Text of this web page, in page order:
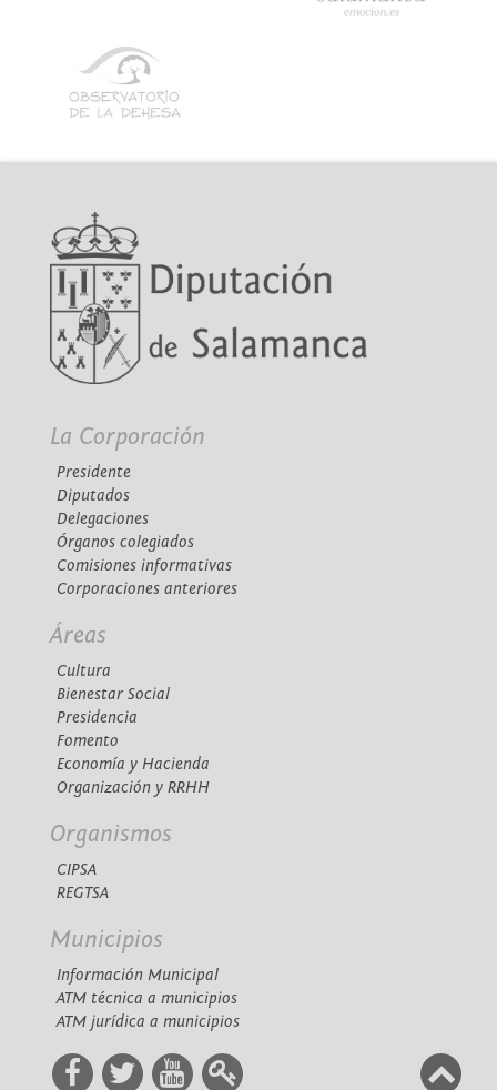
La Corporación
Presidente
Diputados
Delegaciones
Órganos colegiados
Comisiones informativas
Corporaciones anteriores
Áreas
Cultura
Bienestar Social
Presidencia
Fomento
Economía y Hacienda
Organización y RRHH
Organismos
CIPSA
REGTSA
Municipios
Información Municipal
ATM técnica a municipios
ATM jurídica a municipios